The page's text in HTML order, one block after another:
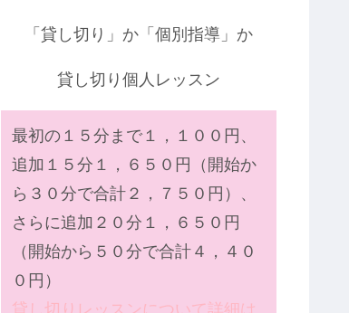
「貸し切り」か「個別指導」か
貸し切り個人レッスン
最初の１５分まで１，１００円、
追加１５分１，６５０円（開始か
ら３０分で合計２，７５０円）、
さらに追加２０分１，６５０円
（開始から５０分で合計４，４０
０円）
貸し切りレッスンについて詳細は